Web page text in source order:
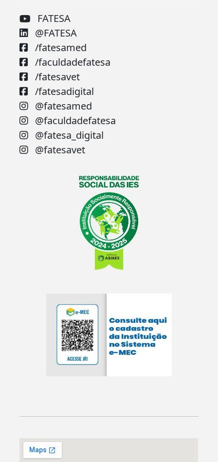
FATESA
@FATESA
/fatesamed
/faculdadefatesa
/fatesavet
/fatesadigital
@fatesamed
@faculdadefatesa
@fatesa_digital
@fatesavet